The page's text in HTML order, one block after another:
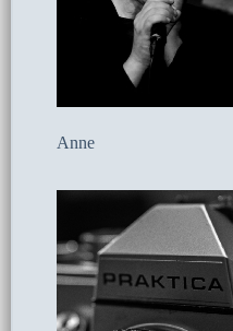
Anne